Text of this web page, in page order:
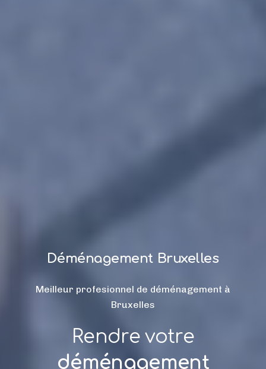
Déménagement Bruxelles
Meilleur profesionnel de déménagement à
Bruxelles
Rendre votre
déménagement